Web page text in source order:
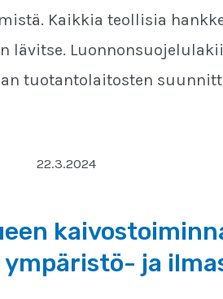
Kaikkia teollisia
lävitse.
tuotantolaitosten
22.3.2024
ja